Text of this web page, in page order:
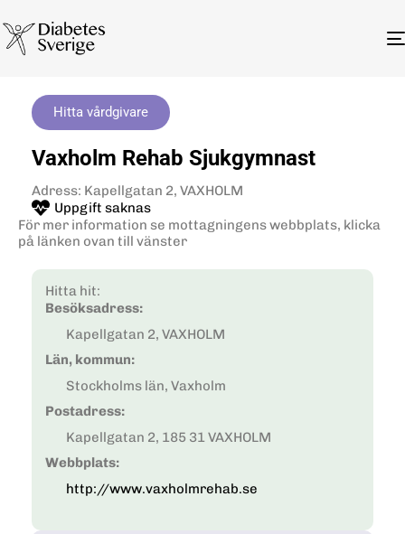
Hitta vårdgivare
Vaxholm Rehab Sjukgymnast
Adress: Kapellgatan 2, VAXHOLM
Uppgift saknas
För mer information se mottagningens webbplats, klicka
på länken ovan till vänster
Hitta hit:
Besöksadress:
Kapellgatan 2, VAXHOLM
Län, kommun:
Stockholms län, Vaxholm
Postadress:
Kapellgatan 2, 185 31 VAXHOLM
Webbplats:
http://www.vaxholmrehab.se